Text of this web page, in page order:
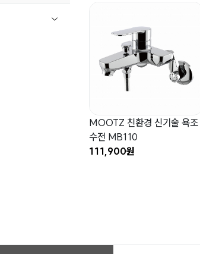
MOOTZ 친환경 신기술 욕조
수전 MB110
111,900원